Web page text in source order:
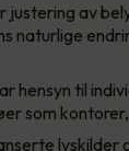
justering av
naturlige
hensyn til
som
lyskilder